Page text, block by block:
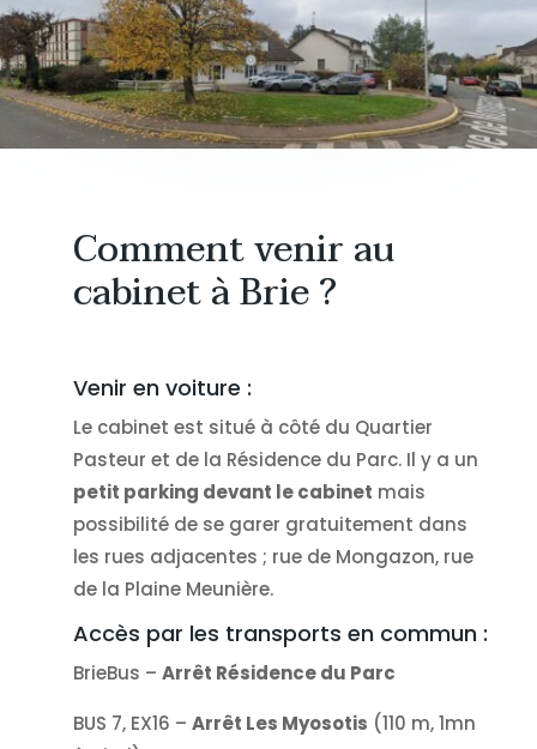
Comment venir au
cabinet à Brie ?
Venir en voiture :
Le cabinet est situé à côté du Quartier
Pasteur et de la Résidence du Parc. Il y a un
petit parking devant le cabinet mais
possibilité de se garer gratuitement dans
les rues adjacentes ; rue de Mongazon, rue
de la Plaine Meunière.
Accès par les transports en commun :
BrieBus – Arrêt Résidence du Parc
BUS 7, EX16 – Arrêt Les Myosotis (110 m, 1mn